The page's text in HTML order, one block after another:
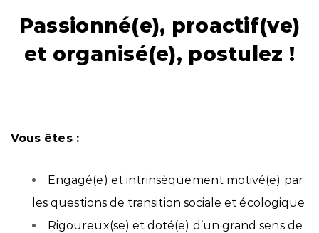
Passionné(e), proactif(ve)
et organisé(e), postulez !
Vous êtes :
Engagé(e) et intrinsèquement motivé(e) par
les questions de transition sociale et écologique
Rigoureux(se) et doté(e) d’un grand sens de